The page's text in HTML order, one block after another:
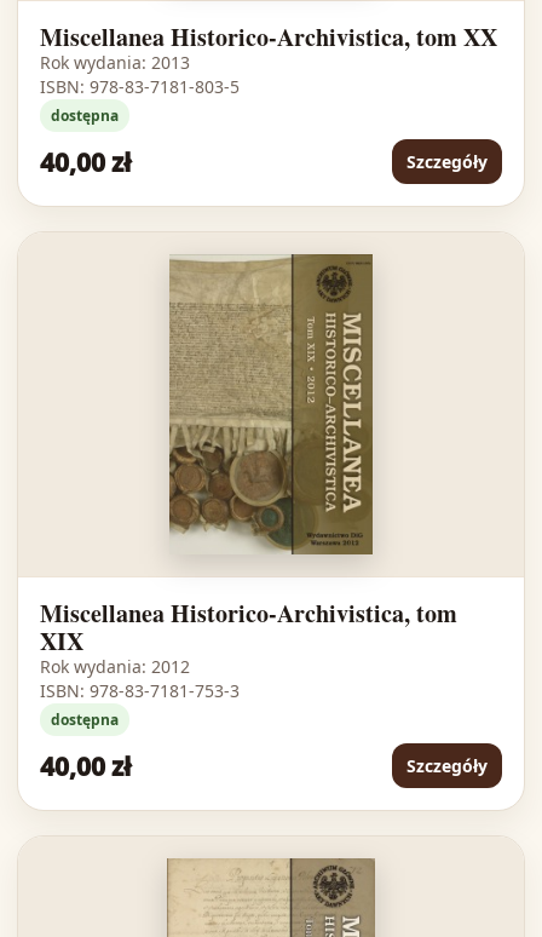
Miscellanea Historico-Archivistica, tom XX
Rok wydania: 2013
ISBN: 978-83-7181-803-5
dostępna
40,00 zł Szczegóły
Miscellanea Historico-Archivistica, tom
XIX
Rok wydania: 2012
ISBN: 978-83-7181-753-3
dostępna
40,00 zł Szczegóły